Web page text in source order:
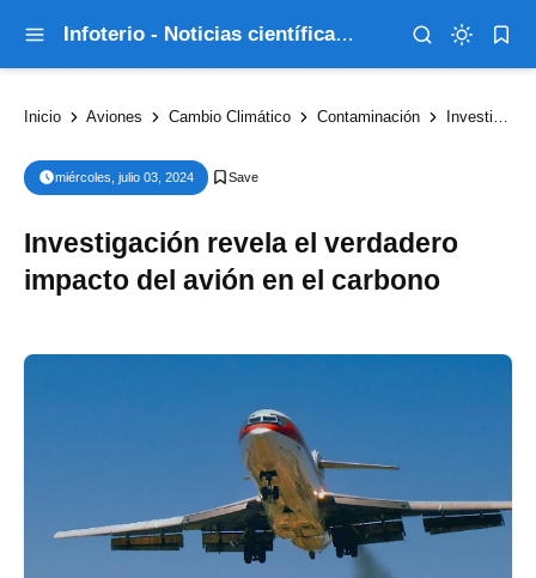
Infoterio - Noticias científicas que explican el mundo
Inicio Aviones Cambio Climático Contaminación Investigación revela el verdadero impacto del avión en el carbono
miércoles, julio 03, 2024
Investigación revela el verdadero
impacto del avión en el carbono